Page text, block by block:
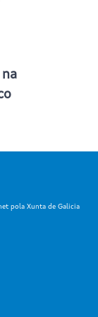
pola Xunta de Galicia